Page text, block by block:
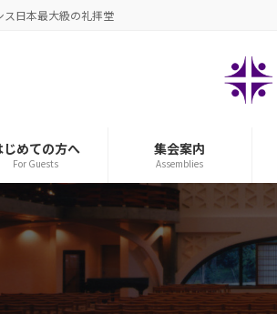
日本最大級の礼拝堂
じめての方へ
For Guests
集会案内
Assemblies